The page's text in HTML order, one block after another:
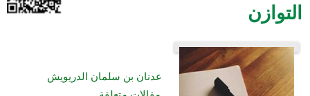
التوازن
عدنان بن سلمان الدريويش